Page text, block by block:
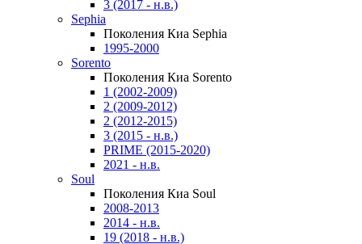
3 (2017 - н.в.)
Sephia
Поколения Киа Sephia
1995-2000
Sorento
Поколения Киа Sorento
1 (2002-2009)
2 (2009-2012)
2 (2012-2015)
3 (2015 - н.в.)
PRIME (2015-2020)
2021 - н.в.
Soul
Поколения Киа Soul
2008-2013
2014 - н.в.
19 (2018 - н.в.)